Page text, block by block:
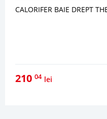
CALORIFER BAIE DREPT
210 04 lei